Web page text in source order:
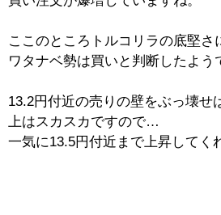
ここのところトルコリラの底堅
ワタナベ勢は買いと判断したよう
13.2円付近の売りの壁をぶっ壊せ
上はスカスカですので…
一気に13.5円付近まで上昇してく